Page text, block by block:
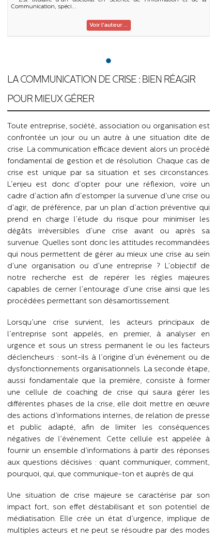
Communication, spéci...
Voir l'auteur ...
LA COMMUNICATION DE CRISE : BIEN RÉAGIR
POUR MIEUX GÉRER
Toute entreprise, société, association ou organisation est
confrontée un jour ou un autre à une situation dite de
crise. La communication efficace devient alors un procédé
fondamental de gestion et de résolution. Chaque cas de
crise est unique par sa situation et ses circonstances.
L’enjeu est donc d’opter pour une réflexion, voire un
cadre d’action afin d’estomper la survenue d’une crise ou
d’agir, de préférence, par un plan d’action préventive qui
prend en charge l’étude du risque pour minimiser les
dégâts irréversibles d’une crise avant ou après sa
survenue. Quelles sont donc les attitudes recommandées
qui nous permettent de gérer au mieux une crise au sein
d’une organisation ou d’une entreprise ? L’objectif de
notre recherche est de repérer les règles majeures
capables de cerner l’entourage d’une crise ainsi que les
procédées permettant son désamortissement.
Lorsqu’une crise survient, les acteurs principaux de
l’entreprise sont appelés, en premier, à analyser en
urgence et sous un stress permanent le ou les facteurs
déclencheurs : sont-ils à l’origine d’un événement ou de
dysfonctionnements organisationnels. La seconde étape,
aussi fondamentale que la première, consiste à former
une cellule de coaching de crise qui saura gérer les
différentes phases de la crise, elle doit mettre en œuvre
des actions d’informations internes, de relation de presse
et public adapté, afin de limiter les conséquences
négatives de l’événement. Cette cellule est appelée à
fournir un ensemble d’informations à partir des réponses
aux questions décisives : quant communiquer, comment,
pourquoi, qui, que communique-ton et auprès de qui.
Une situation de crise majeure se caractérise par son
impact fort, son effet déstabilisant et son potentiel de
médiatisation. Elle crée un état d’urgence, implique de
multiples acteurs et ne peut se résoudre par des modes